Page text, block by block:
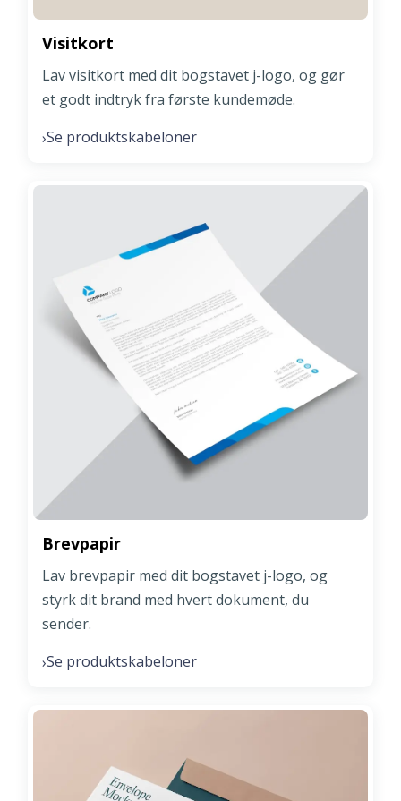
Visitkort
Lav visitkort med dit bogstavet j-logo, og gør
et godt indtryk fra første kundemøde.
›Se produktskabeloner
Brevpapir
Lav brevpapir med dit bogstavet j-logo, og
styrk dit brand med hvert dokument, du
sender.
›Se produktskabeloner